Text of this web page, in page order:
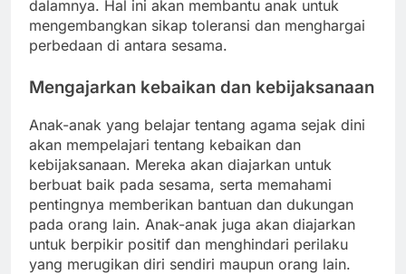
dalamnya. Hal ini akan membantu anak untuk
mengembangkan sikap toleransi dan menghargai
perbedaan di antara sesama.
Mengajarkan kebaikan dan kebijaksanaan
Anak-anak yang belajar tentang agama sejak dini
akan mempelajari tentang kebaikan dan
kebijaksanaan. Mereka akan diajarkan untuk
berbuat baik pada sesama, serta memahami
pentingnya memberikan bantuan dan dukungan
pada orang lain. Anak-anak juga akan diajarkan
untuk berpikir positif dan menghindari perilaku
yang merugikan diri sendiri maupun orang lain.